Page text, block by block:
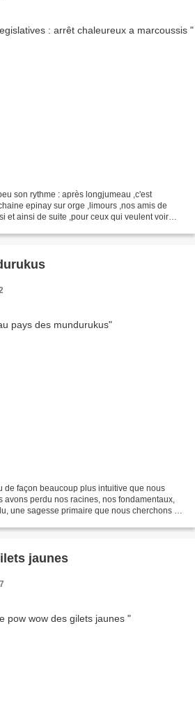
son rythme : après longjumeau ,c'est
epinay sur orge ,limours ,nos amis de
et ainsi de suite ,pour ceux qui veulent voir
de façon beaucoup plus intuitive que nous
avons perdu nos racines, nos fondamentaux,
une sagesse primaire que nous cherchons a
jaunes